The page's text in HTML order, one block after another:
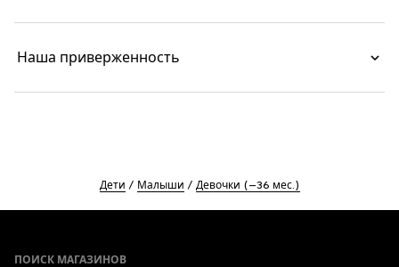
Наша приверженность
Дети Малыши Девочки (–36 мес.)
ПОИСК МАГАЗИНОВ